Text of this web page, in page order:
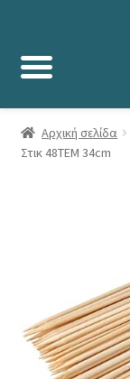
Αρχική σελίδα
Στικ 48ΤΕΜ 34cm